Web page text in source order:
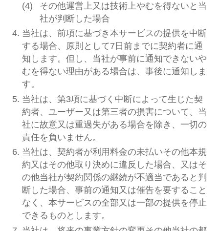
その他運営上又は技術上やむを得ないと当
社が判断した場合
当社は、前項に基づき本サービスの提供を中断
する場合、原則として7日前までに契約者に通
知します。但し、当社が事前に通知できないや
むを得ない理由がある場合は、事後に通知しま
す。
当社は、第3項に基づく中断によって生じた契
約者、ユーザー又は第三者の損害について、当
社に故意又は重過失がある場合を除き、一切の
責任を負いません。
当社は、契約者が利用料金の未払いその他本規
約又はその他取り決めに違反した場合、又はそ
の他当社が契約関係の継続が不適当であると判
断した場合、事前の通知又は催告を要すること
なく、本サービスの全部又は一部の提供を停止
できるものとします。